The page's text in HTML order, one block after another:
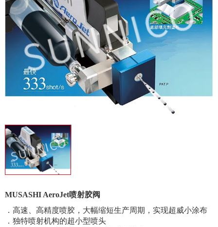
MUSASHI AeroJet喷射胶阀
．高速、高精度喷胶，大幅缩短生产周期，实现超威小涂布
．独特喷射机构的超小型喷头